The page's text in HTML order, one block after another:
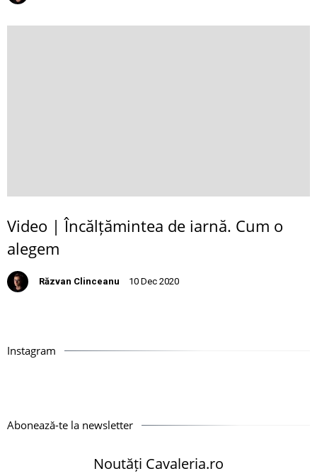
Video | Încălțămintea de iarnă. Cum o
alegem
Răzvan Clinceanu 10 Dec 2020
Instagram
Abonează-te la newsletter
Noutăți Cavaleria.ro